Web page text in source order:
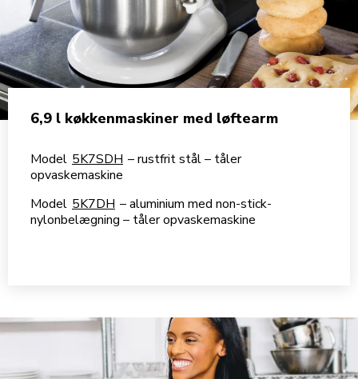
6,9 l køkkenmaskiner med løftearm
Model 5K7SDH – rustfrit stål – tåler
opvaskemaskine
Model 5K7DH – aluminium med non-stick-
nylonbelægning – tåler opvaskemaskine